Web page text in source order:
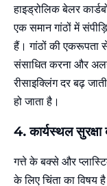
हाइड्रोलिक बेलर
एक समान गांठों में
हैं। गांठों की एकरूपता
संसाधित करना और
रीसाइक्लिंग दर बढ़
हो जाता है।
4.कार्यस्थलसुरक्षा
गत्ते के बक्से और
के लिए चिंता का विषय